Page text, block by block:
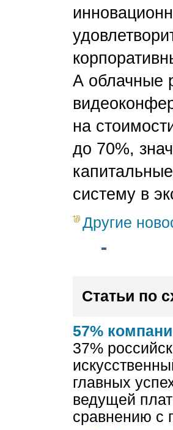
А облачные
на
до 70%,
систему в
Другие
Статьи по
57%
37%
главных
ведущей
сравнению с